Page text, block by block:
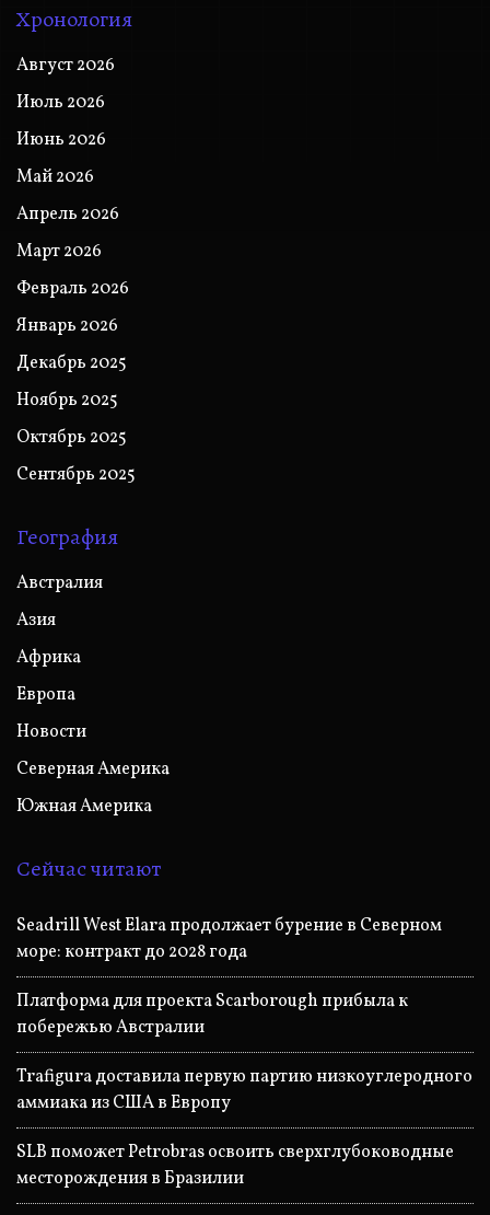
Хронология
Август 2026
Июль 2026
Июнь 2026
Май 2026
Апрель 2026
Март 2026
Февраль 2026
Январь 2026
Декабрь 2025
Ноябрь 2025
Октябрь 2025
Сентябрь 2025
География
Австралия
Азия
Африка
Европа
Новости
Северная Америка
Южная Америка
Сейчас читают
Seadrill West Elara продолжает бурение в Северном
море: контракт до 2028 года
Платформа для проекта Scarborough прибыла к
побережью Австралии
Trafigura доставила первую партию низкоуглеродного
аммиака из США в Европу
SLB поможет Petrobras освоить сверхглубоководные
месторождения в Бразилии